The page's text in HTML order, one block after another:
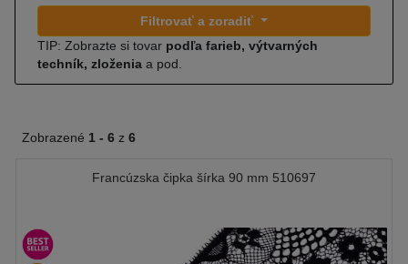
Filtrovať a zoradiť
TIP: Zobrazte si tovar podľa farieb, výtvarných
techník, zloženia a pod.
Zobrazené 1 - 6 z 6
Francúzska čipka šírka 90 mm 510697